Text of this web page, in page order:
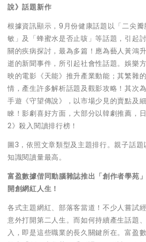
說》話題新作
根據資訊顯示，9月份健康話題以「二尖瓣
敏」及「蜂蜜水是否止咳」等話題，引起
關的疾病探討，最為多篇！應為藝人黃鴻
逝的新聞事件，所引起社會性話題。娛樂
映的電影《天能》推升產業動能；其繁雜
情，產生許多解析話題及觀影攻略！其次
手遊《守望傳說》，以市場少見的賣點及
睞！影劇喜好方面，大部分以韓劇推薦，
2》殺入閱讀排行榜！
圖3，依照文章類型及主題排行。親子話
知識閱讀量最高。
富盈數據偕同動腦雜誌推出「創作者學苑
開創網紅人生！
各式主題網紅、部落客當道！不少人嘗試
意外打開第二人生。而如何持續產生話題
入，即是這些職業的長久關鍵所在。富盈